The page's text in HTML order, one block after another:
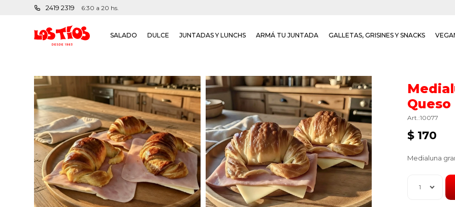
SALADO DULCE JUNTADAS Y LUNCHS ARMÁ TU JUNTADA GALLETAS, GRISINES Y SNACKS
2419 2319 6:30 a 20 hs.
Queso
10077
$ 170
Medialuna
1